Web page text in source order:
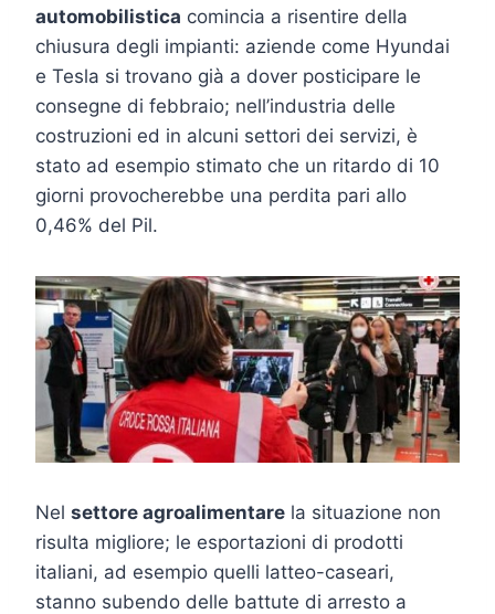
automobilistica comincia a risentire della
chiusura degli impianti: aziende come Hyundai
e Tesla si trovano già a dover posticipare le
consegne di febbraio; nell’industria delle
costruzioni ed in alcuni settori dei servizi, è
stato ad esempio stimato che un ritardo di 10
giorni provocherebbe una perdita pari allo
0,46% del Pil.
Nel settore agroalimentare la situazione non
risulta migliore; le esportazioni di prodotti
italiani, ad esempio quelli latteo-caseari,
stanno subendo delle battute di arresto a